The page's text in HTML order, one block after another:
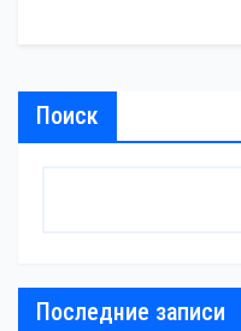
Поиск
Последние записи